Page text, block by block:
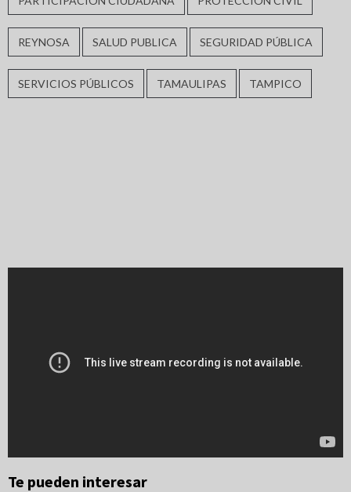
REYNOSA SALUD PUBLICA SEGURIDAD PÚBLICA
SERVICIOS PÚBLICOS TAMAULIPAS TAMPICO
Te pueden interesar